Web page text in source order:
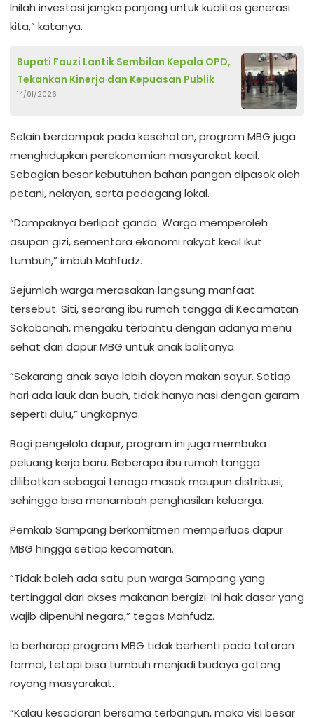
Inilah investasi jangka panjang untuk kualitas generasi
kita,” katanya.
Bupati Fauzi Lantik Sembilan Kepala OPD,
Tekankan Kinerja dan Kepuasan Publik
14/01/2026
Selain berdampak pada kesehatan, program MBG juga
menghidupkan perekonomian masyarakat kecil.
Sebagian besar kebutuhan bahan pangan dipasok oleh
petani, nelayan, serta pedagang lokal.
“Dampaknya berlipat ganda. Warga memperoleh
asupan gizi, sementara ekonomi rakyat kecil ikut
tumbuh,” imbuh Mahfudz.
Sejumlah warga merasakan langsung manfaat
tersebut. Siti, seorang ibu rumah tangga di Kecamatan
Sokobanah, mengaku terbantu dengan adanya menu
sehat dari dapur MBG untuk anak balitanya.
“Sekarang anak saya lebih doyan makan sayur. Setiap
hari ada lauk dan buah, tidak hanya nasi dengan garam
seperti dulu,” ungkapnya.
Bagi pengelola dapur, program ini juga membuka
peluang kerja baru. Beberapa ibu rumah tangga
dilibatkan sebagai tenaga masak maupun distribusi,
sehingga bisa menambah penghasilan keluarga.
Pemkab Sampang berkomitmen memperluas dapur
MBG hingga setiap kecamatan.
“Tidak boleh ada satu pun warga Sampang yang
tertinggal dari akses makanan bergizi. Ini hak dasar yang
wajib dipenuhi negara,” tegas Mahfudz.
Ia berharap program MBG tidak berhenti pada tataran
formal, tetapi bisa tumbuh menjadi budaya gotong
royong masyarakat.
“Kalau kesadaran bersama terbangun, maka visi besar